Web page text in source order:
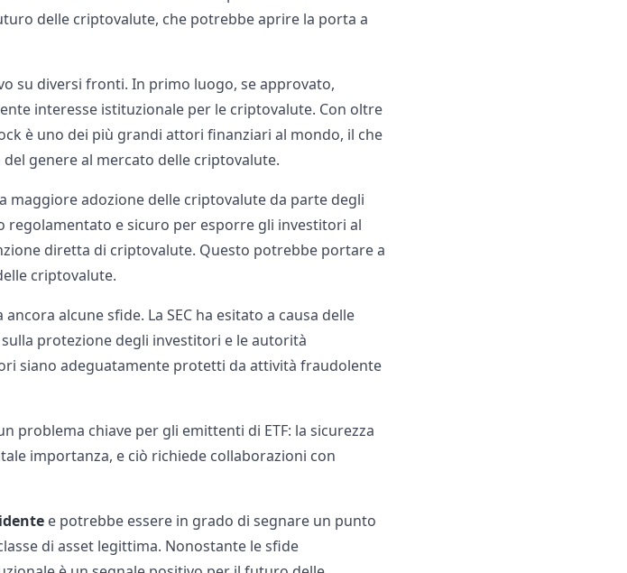
delle criptovalute, che potrebbe aprire la porta a
su diversi fronti. In primo luogo, se approvato,
interesse istituzionale per le criptovalute. Con oltre
è uno dei più grandi attori finanziari al mondo, il che
genere al mercato delle criptovalute.
maggiore adozione delle criptovalute da parte degli
regolamentato e sicuro per esporre gli investitori al
diretta di criptovalute. Questo potrebbe portare a
criptovalute.
alcune sfide. La SEC ha esitato a causa delle
protezione degli investitori e le autorità
siano adeguatamente protetti da attività fraudolente
problema chiave per gli emittenti di ETF: la sicurezza
importanza, e ciò richiede collaborazioni con
e potrebbe essere in grado di segnare un punto
di asset legittima. Nonostante le sfide